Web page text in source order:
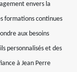
envers la
formations continues
aux besoins
personnalisés et des
à Jean Perre